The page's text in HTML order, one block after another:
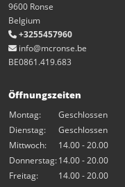
9600 Ronse
Belgium
+3255457960
info@mcronse.be
BE0861.419.683
Öffnungszeiten
Montag:
Geschlossen
Dienstag:
Geschlossen
Mittwoch:
14.00 - 20.00
Donnerstag:14.00 - 20.00
Freitag:
14.00 - 20.00